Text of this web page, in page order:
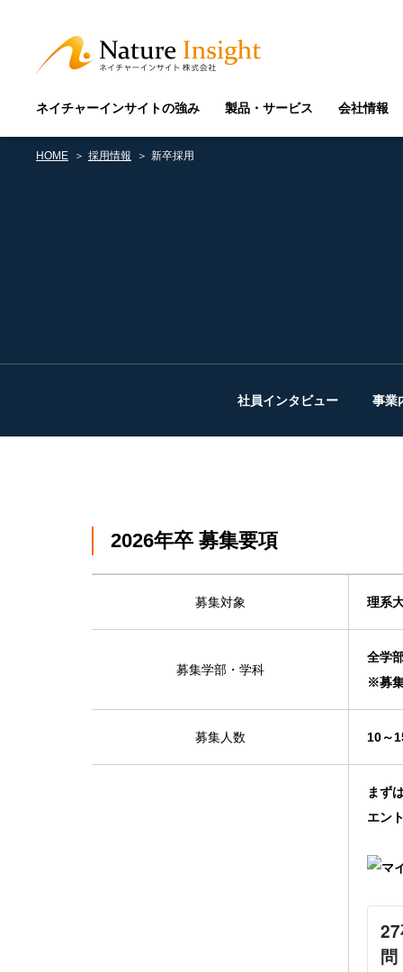
ネイチャーインサイトの強み 製品・サービス 会社情報
HOME 採用情報 新卒採用
社員インタビュー 事業
2026年卒 募集要項
募集対象 理系
募集学部・学科
全学
※募
募集人数 10～
まず
エン